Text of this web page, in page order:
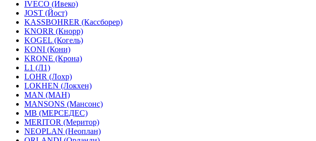
IVECO (Ивеко)
JOST (Йост)
KASSBOHRER (Касcборер)
KNORR (Кнорр)
KOGEL (Когель)
KONI (Кони)
KRONE (Крона)
L1 (Л1)
LOHR (Лохр)
LOKHEN (Локхен)
MAN (МАН)
MANSONS (Мансонс)
MB (МЕРСЕДЕС)
MERITOR (Меритор)
NEOPLAN (Неоплан)